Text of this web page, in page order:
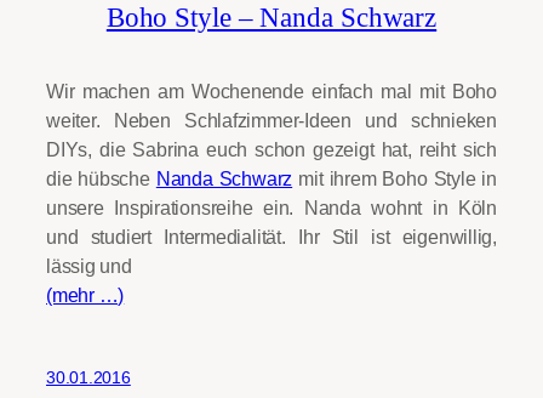
Boho Style – Nanda Schwarz
Wir machen am Wochenende einfach mal mit Boho
weiter. Neben Schlafzimmer-Ideen und schnieken
DIYs, die Sabrina euch schon gezeigt hat, reiht sich
die hübsche Nanda Schwarz mit ihrem Boho Style in
unsere Inspirationsreihe ein. Nanda wohnt in Köln
und studiert Intermedialität. Ihr Stil ist eigenwillig,
lässig und
(mehr …)
30.01.2016